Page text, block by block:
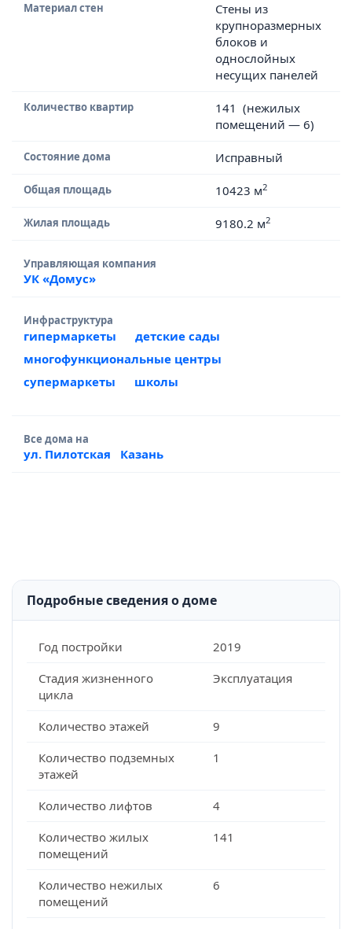
Материал стен
Стены из
крупноразмерных
блоков и
однослойных
несущих панелей
Количество квартир
141 (нежилых
помещений — 6)
Состояние дома Исправный
Общая площадь 10423 м2
Жилая площадь 9180.2 м2
Управляющая компания
УК «Домус»
Инфраструктура
гипермаркеты
детские сады
многофункциональные центры
супермаркеты
школы
Все дома на
ул. Пилотская Казань
Подробные сведения о доме
Год постройки
2019
Стадия жизненного
цикла
Эксплуатация
Количество этажей
9
Количество подземных
этажей
1
Количество лифтов
4
Количество жилых
помещений
141
Количество нежилых
помещений
6